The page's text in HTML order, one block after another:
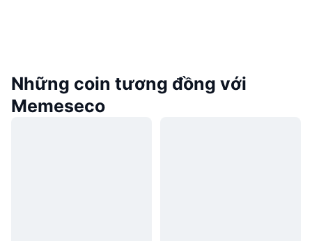
Những coin tương đồng với
Memeseco